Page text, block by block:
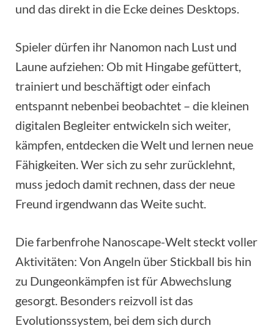
und das direkt in die Ecke deines Desktops.
Spieler dürfen ihr Nanomon nach Lust und
Laune aufziehen: Ob mit Hingabe gefüttert,
trainiert und beschäftigt oder einfach
entspannt nebenbei beobachtet – die kleinen
digitalen Begleiter entwickeln sich weiter,
kämpfen, entdecken die Welt und lernen neue
Fähigkeiten. Wer sich zu sehr zurücklehnt,
muss jedoch damit rechnen, dass der neue
Freund irgendwann das Weite sucht.
Die farbenfrohe Nanoscape-Welt steckt voller
Aktivitäten: Von Angeln über Stickball bis hin
zu Dungeonkämpfen ist für Abwechslung
gesorgt. Besonders reizvoll ist das
Evolutionssystem, bei dem sich durch